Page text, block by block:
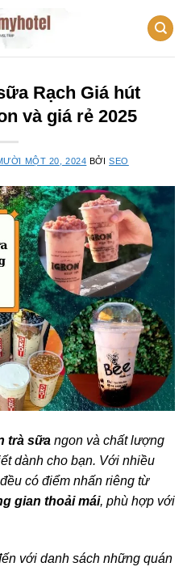
Rạch Giá hút
và giá rẻ 2025
MỘT 20, 2024 BỞISEO
trà sữa ngon và chất lượng
dành cho bạn. Với nhiều
có điểm nhấn riêng từ
gian thoải mái, phù hợp với
với danh sách những quán